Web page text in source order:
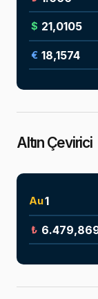
$
€
Altın Çevirici
Au
₺